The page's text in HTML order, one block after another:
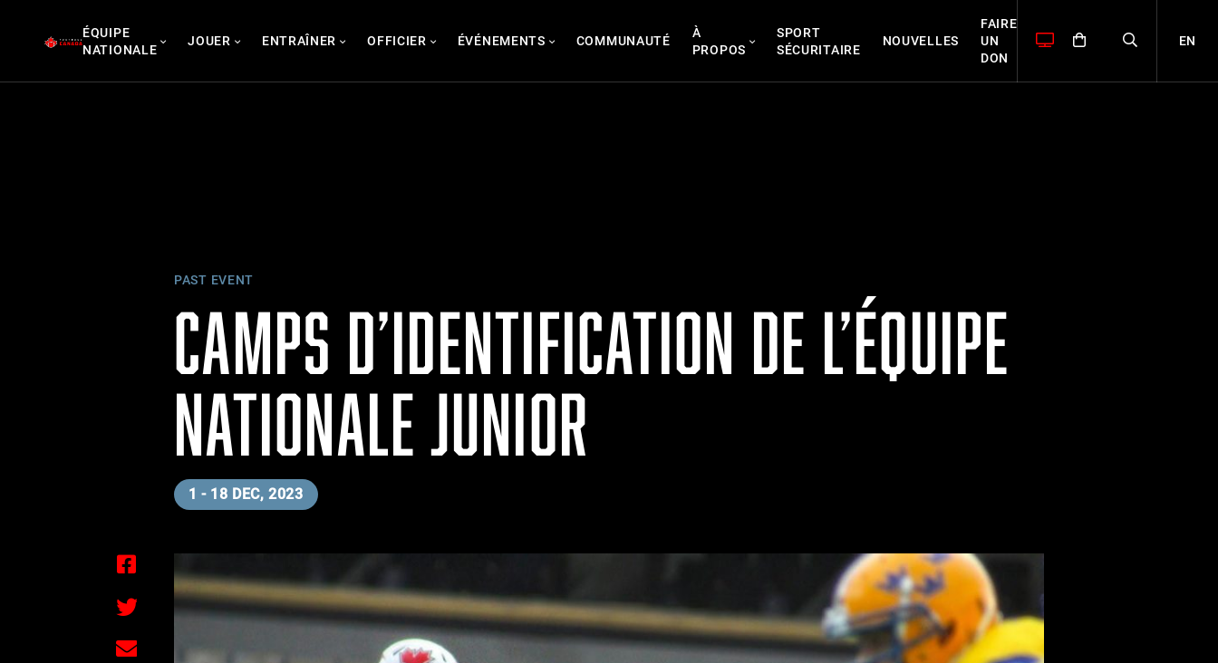
ÉQUIPE
NATIONALE
JOUER ENTRAÎNER OFFICIER ÉVÉNEMENTS COMMUNAUTÉ
À
PROPOS
SPORT
SÉCURITAIRE
NOUVELLES
FAIRE
UN
DON
EN
PAST EVENT
CAMPS D’IDENTIFICATION DE L’ÉQUIPE
NATIONALE JUNIOR
1 - 18 DEC, 2023